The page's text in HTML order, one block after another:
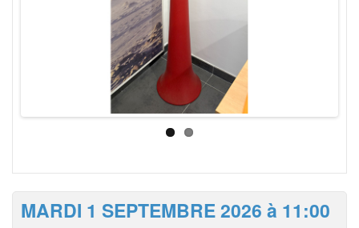
MARDI 1 SEPTEMBRE 2026 à 11:00